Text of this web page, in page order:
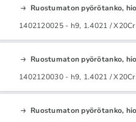
Ruostumaton pyörötanko,
1402120025 - h9, 1.4021 /
Ruostumaton pyörötanko,
1402120030 - h9, 1.4021 /
Ruostumaton pyörötanko,